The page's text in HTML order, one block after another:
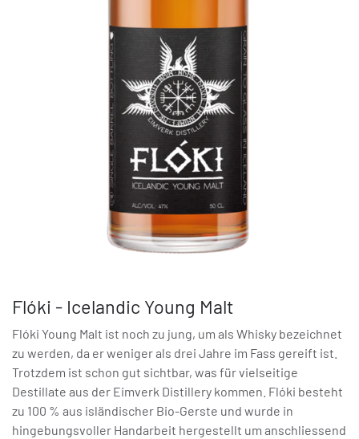
Flóki - Icelandic Young Malt
Flóki Young Malt ist noch zu jung, um als Whisky bezeichnet
zu werden, da er weniger als drei Jahre im Fass gereift ist.
Trotzdem ist schon gut sichtbar, was für vielseitige
Destillate aus der Eimverk Distillery kommen. Flóki besteht
zu 100 % aus isländischer Bio-Gerste und wurde in
hingebungsvoller Handarbeit hergestellt um anschliessend